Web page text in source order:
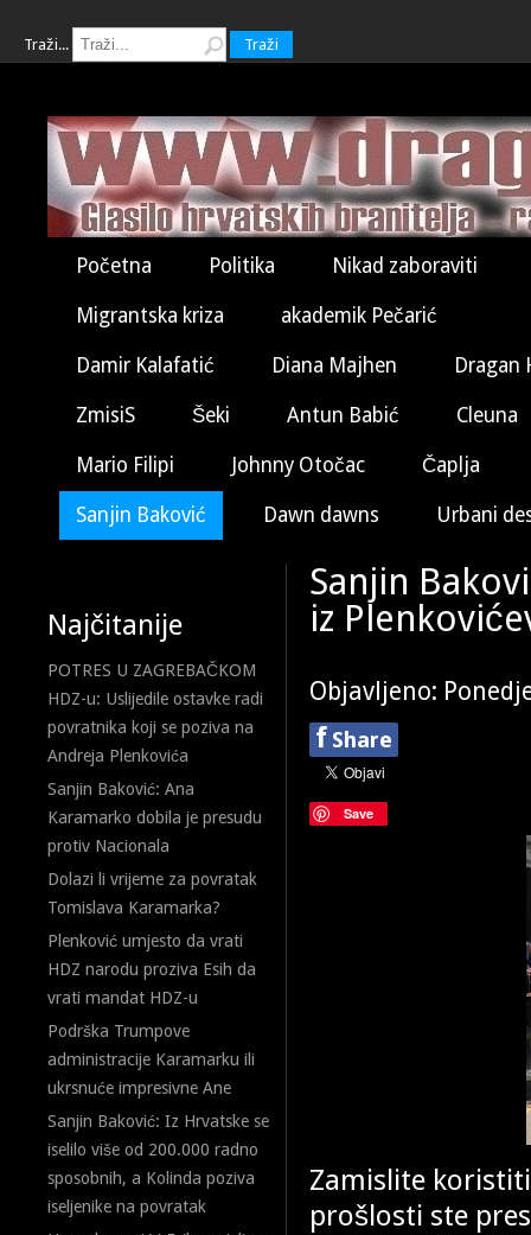
Traži... Traži
Početna Politika Nikad zaboraviti
Migrantska kriza akademik Pečarić
Damir Kalafatić Diana Majhen Dragan
ZmisiS Šeki Antun Babić Cleuna
Mario Filipi Johnny Otočac Čaplja
Sanjin Baković Dawn dawns Urbani
Najčitanije
POTRES U ZAGREBAČKOM
HDZ-u: Uslijedile ostavke radi
povratnika koji se poziva na
Andreja Plenkovića
Sanjin Baković: Ana
Karamarko dobila je presudu
protiv Nacionala
Dolazi li vrijeme za povratak
Tomislava Karamarka?
Plenković umjesto da vrati
HDZ narodu proziva Esih da
vrati mandat HDZ-u
Podrška Trumpove
administracije Karamarku ili
ukrsnuće impresivne Ane
Sanjin Baković: Iz Hrvatske se
iselilo više od 200.000 radno
sposobnih, a Kolinda poziva
iseljenike na povratak
Sanjin
iz
Objavljeno:
f Share
Save
Zamislite
prošlosti ste